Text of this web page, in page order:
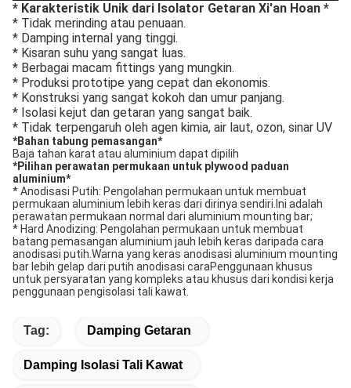
* Karakteristik Unik dari Isolator Getaran Xi'an Hoan *
* Tidak merinding atau penuaan.
* Damping internal yang tinggi.
* Kisaran suhu yang sangat luas.
* Berbagai macam fittings yang mungkin.
* Produksi prototipe yang cepat dan ekonomis.
* Konstruksi yang sangat kokoh dan umur panjang.
* Isolasi kejut dan getaran yang sangat baik.
* Tidak terpengaruh oleh agen kimia, air laut, ozon, sinar UV
*Bahan tabung pemasangan*
Baja tahan karat atau aluminium dapat dipilih
*Pilihan perawatan permukaan untuk plywood paduan
aluminium*
* Anodisasi Putih: Pengolahan permukaan untuk membuat
permukaan aluminium lebih keras dari dirinya sendiri.Ini adalah
perawatan permukaan normal dari aluminium mounting bar;
* Hard Anodizing: Pengolahan permukaan untuk membuat
batang pemasangan aluminium jauh lebih keras daripada cara
anodisasi putih.Warna yang keras anodisasi aluminium mounting
bar lebih gelap dari putih anodisasi caraPenggunaan khusus
untuk persyaratan yang kompleks atau khusus dari kondisi kerja
penggunaan pengisolasi tali kawat.
Tag: Damping Getaran
Damping Isolasi Tali Kawat